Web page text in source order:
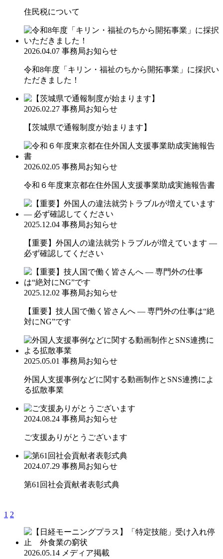
住民税について
2026.04.07 事務局お知らせ
令和8年度「キリン・福祉のちから開拓事業」に採択い
ただきました！
2026.02.27 事務局お知らせ
【茨城県で通報制度が始まります】
2026.02.05 事務局お知らせ
令和６年度東京都在住外国人支援事業助成実施報告書
2025.12.04 事務局お知らせ
【重要】外国人の違法就労トラブルが増えています ―
必ず確認してください
2025.12.02 事務局お知らせ
【重要】技人国で働く皆さんへ ― 専門外の仕事は“絶
対にNG”です
2025.05.01 事務局お知らせ
外国人支援事例などに関する動画制作とSNS連携によ
る拡散事業
2024.08.24 事務局お知らせ
ご支援ありがとうございます
2024.07.29 事務局お知らせ
第61回社会貢献者表彰式典
1 2
2026.05.14 メディア掲載